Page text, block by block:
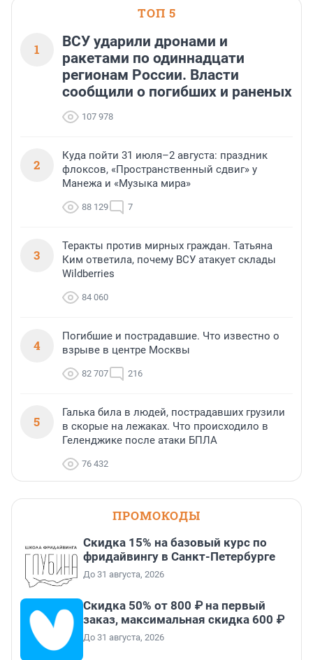
ТОП 5
1
ВСУ ударили дронами и
ракетами по одиннадцати
регионам России. Власти
сообщили о погибших и раненых
107 978
2
Куда пойти 31 июля–2 августа: праздник
флоксов, «Пространственный сдвиг» у
Манежа и «Музыка мира»
88 129 7
3
Теракты против мирных граждан. Татьяна
Ким ответила, почему ВСУ атакует склады
Wildberries
84 060
4
Погибшие и пострадавшие. Что известно о
взрыве в центре Москвы
82 707 216
5
Галька била в людей, пострадавших грузили
в скорые на лежаках. Что происходило в
Геленджике после атаки БПЛА
76 432
ПРОМОКОДЫ
Скидка 15% на базовый курс по
фридайвингу в Санкт-Петербурге
До 31 августа, 2026
Скидка 50% от 800 ₽ на первый
заказ, максимальная скидка 600 ₽
До 31 августа, 2026